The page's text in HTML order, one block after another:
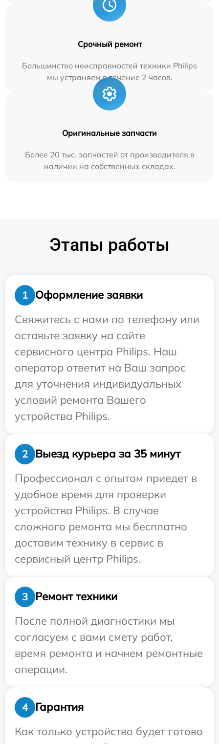
Срочный ремонт
Большинство неисправностей техники Philips
мы устраняем в течение 2 часов.
Оригинальные запчасти
Более 20 тыс. запчастей от производителя в
наличии на собственных складах.
Этапы работы
1
Оформление заявки
Свяжитесь с нами по телефону или
оставьте заявку на сайте
сервисного центра Philips. Наш
оператор ответит на Ваш запрос
для уточнения индивидуальных
условий ремонта Вашего
устройства Philips.
2
Выезд курьера за 35 минут
Профессионал с опытом приедет в
удобное время для проверки
устройства Philips. В случае
сложного ремонта мы бесплатно
доставим технику в сервис в
сервисный центр Philips.
3
Ремонт техники
После полной диагностики мы
согласуем с вами смету работ,
время ремонта и начнем ремонтные
операции.
4
Гарантия
Как только устройство будет готово